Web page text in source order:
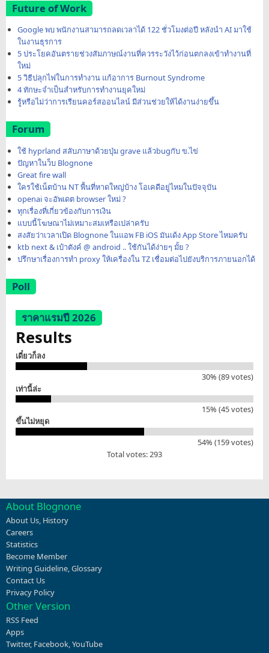
Future of Work
Google พบ พนักงานสามารถลดเวลาได้ 122 ชั่วโมงต่อปี หลังนำ AI มาใช้
ในงานธุรการ
5 ประโยคอันตรายช่วงสัมภาษณ์งานที่ควรระวังไว้ก่อนตกลงเข้าทำงานที่
ใหม่
5 วิธีปลุกไฟในการทำงาน แก้อาการ Burnout Syndrome
4 ทักษะจำเป็นสำหรับการทำงานยุคใหม่
รู้หรือไม่ว่าการเรียนคอร์สออนไลน์ มีส่วนช่วยให้ได้งานง่ายขึ้น
Forum
ใช้ hyprland สลับภาษาด้วยปุ่ม grave แล้วbugกับ ข.ไข่
ปัญหาในว็บ Blognone
Great fire wall
ใครใช้เน็ตบ้าน NT พื้นที่หาดใหญ่บ้าง โอเคดีอยู่ไหมในปัจจุบัน
openai จะอัพเดต browser ใหม่ ?
ทุกเรื่องที่เกี่ยวข้องกับการเงิน
แบบนี้โฆษณาไม่เหมาะสมเหรือเปล่าครับ
สงสัยว่าเวลาเปิด Blognone ในแอพ FB iOS มันเด้ง App Store ไหมครับ
ktb next & เป๋าตังค์ @ android .. ใช้กันได้ง่ายๆ มั้ย ?
ปรึกษาเรื่องการทำ proxy ให้เครื่องใน TZ เชื่อมต่อไปยังบริการภายนอกได้
Poll
ราคาแรมปี 2026
Results
เดี๋ยวก็ลง
30% (89 votes)
เท่านี้ล่ะ
15% (45 votes)
ขึ้นไม่หยุด
54% (159 votes)
Total votes: 293
About Blognone
About Us, History
Careers
Statistics
Become Member
Writing Guideline,Glossary
Contact Us
Privacy Policy
Other Version
RSS Feed
Apps
Twitter, Facebook,YouTube